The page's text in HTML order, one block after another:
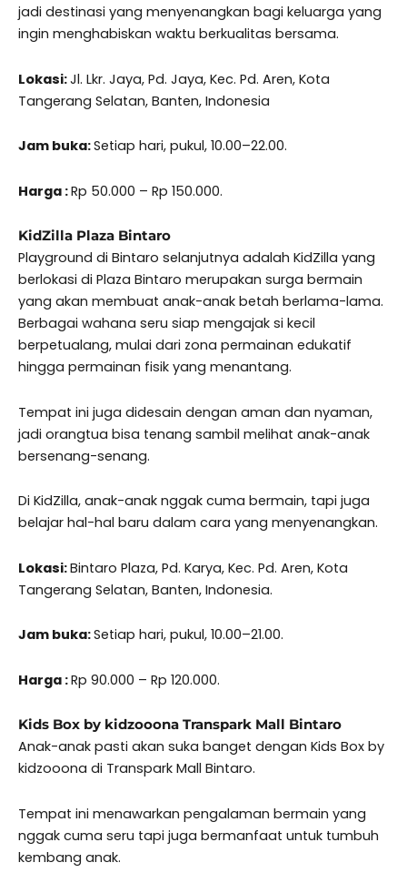
jadi destinasi yang menyenangkan bagi keluarga yang
ingin menghabiskan waktu berkualitas bersama.
Lokasi:Jl. Lkr. Jaya, Pd. Jaya, Kec. Pd. Aren, Kota
Tangerang Selatan, Banten, Indonesia
Jam buka:Setiap hari, pukul, 10.00–22.00.
Harga :Rp 50.000 – Rp 150.000.
KidZilla Plaza Bintaro
Playground di Bintaro selanjutnya adalah KidZilla yang
berlokasi di Plaza Bintaro merupakan surga bermain
yang akan membuat anak-anak betah berlama-lama.
Berbagai wahana seru siap mengajak si kecil
berpetualang, mulai dari zona permainan edukatif
hingga permainan fisik yang menantang.
Tempat ini juga didesain dengan aman dan nyaman,
jadi orangtua bisa tenang sambil melihat anak-anak
bersenang-senang.
Di KidZilla, anak-anak nggak cuma bermain, tapi juga
belajar hal-hal baru dalam cara yang menyenangkan.
Lokasi:Bintaro Plaza, Pd. Karya, Kec. Pd. Aren, Kota
Tangerang Selatan, Banten, Indonesia.
Jam buka:Setiap hari, pukul, 10.00–21.00.
Harga :Rp 90.000 – Rp 120.000.
Kids Box by kidzooona Transpark Mall Bintaro
Anak-anak pasti akan suka banget dengan Kids Box by
kidzooona di Transpark Mall Bintaro.
Tempat ini menawarkan pengalaman bermain yang
nggak cuma seru tapi juga bermanfaat untuk tumbuh
kembang anak.